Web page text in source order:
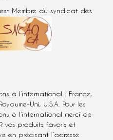
Membre du syndicat des
à l’international : France,
Uni, U.S.A. Pour les
à l’international merci de
vos produits favoris et
en précisant l’adresse